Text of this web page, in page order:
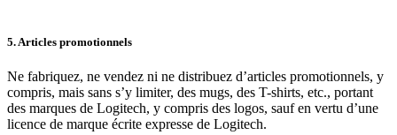
5. Articles promotionnels
Ne fabriquez, ne vendez ni ne distribuez d’articles promotionnels, y
compris, mais sans s’y limiter, des mugs, des T-shirts, etc., portant
des marques de Logitech, y compris des logos, sauf en vertu d’une
licence de marque écrite expresse de Logitech.